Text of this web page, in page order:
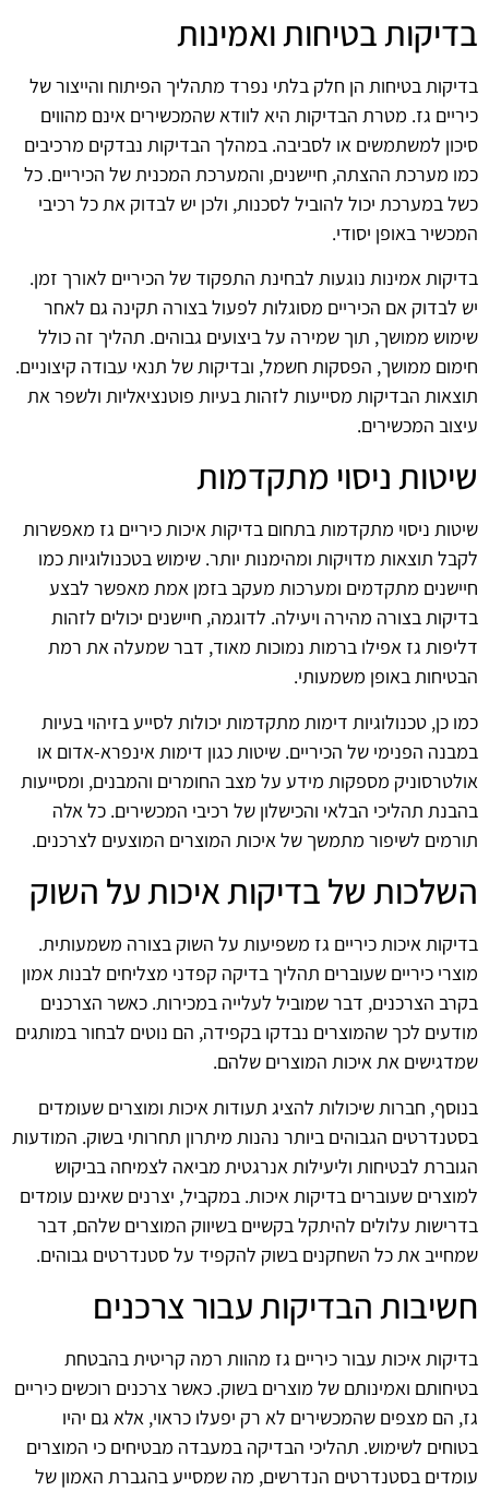
בדיקות בטיחות ואמינות
בדיקות בטיחות הן חלק בלתי נפרד מתהליך הפיתוח והייצור של
כיריים גז. מטרת הבדיקות היא לוודא שהמכשירים אינם מהווים
סיכון למשתמשים או לסביבה. במהלך הבדיקות נבדקים מרכיבים
כמו מערכת ההצתה, חיישנים, והמערכת המכנית של הכיריים. כל
כשל במערכת יכול להוביל לסכנות, ולכן יש לבדוק את כל רכיבי
המכשיר באופן יסודי.
בדיקות אמינות נוגעות לבחינת התפקוד של הכיריים לאורך זמן.
יש לבדוק אם הכיריים מסוגלות לפעול בצורה תקינה גם לאחר
שימוש ממושך, תוך שמירה על ביצועים גבוהים. תהליך זה כולל
חימום ממושך, הפסקות חשמל, ובדיקות של תנאי עבודה קיצוניים.
תוצאות הבדיקות מסייעות לזהות בעיות פוטנציאליות ולשפר את
עיצוב המכשירים.
שיטות ניסוי מתקדמות
שיטות ניסוי מתקדמות בתחום בדיקות איכות כיריים גז מאפשרות
לקבל תוצאות מדויקות ומהימנות יותר. שימוש בטכנולוגיות כמו
חיישנים מתקדמים ומערכות מעקב בזמן אמת מאפשר לבצע
בדיקות בצורה מהירה ויעילה. לדוגמה, חיישנים יכולים לזהות
דליפות גז אפילו ברמות נמוכות מאוד, דבר שמעלה את רמת
הבטיחות באופן משמעותי.
כמו כן, טכנולוגיות דימות מתקדמות יכולות לסייע בזיהוי בעיות
במבנה הפנימי של הכיריים. שיטות כגון דימות אינפרא-אדום או
אולטרסוניק מספקות מידע על מצב החומרים והמבנים, ומסייעות
בהבנת תהליכי הבלאי והכישלון של רכיבי המכשירים. כל אלה
תורמים לשיפור מתמשך של איכות המוצרים המוצעים לצרכנים.
השלכות של בדיקות איכות על השוק
בדיקות איכות כיריים גז משפיעות על השוק בצורה משמעותית.
מוצרי כיריים שעוברים תהליך בדיקה קפדני מצליחים לבנות אמון
בקרב הצרכנים, דבר שמוביל לעלייה במכירות. כאשר הצרכנים
מודעים לכך שהמוצרים נבדקו בקפידה, הם נוטים לבחור במותגים
שמדגישים את איכות המוצרים שלהם.
בנוסף, חברות שיכולות להציג תעודות איכות ומוצרים שעומדים
בסטנדרטים הגבוהים ביותר נהנות מיתרון תחרותי בשוק. המודעות
הגוברת לבטיחות וליעילות אנרגטית מביאה לצמיחה בביקוש
למוצרים שעוברים בדיקות איכות. במקביל, יצרנים שאינם עומדים
בדרישות עלולים להיתקל בקשיים בשיווק המוצרים שלהם, דבר
שמחייב את כל השחקנים בשוק להקפיד על סטנדרטים גבוהים.
חשיבות הבדיקות עבור צרכנים
בדיקות איכות עבור כיריים גז מהוות רמה קריטית בהבטחת
בטיחותם ואמינותם של מוצרים בשוק. כאשר צרכנים רוכשים כיריים
גז, הם מצפים שהמכשירים לא רק יפעלו כראוי, אלא גם יהיו
בטוחים לשימוש. תהליכי הבדיקה במעבדה מבטיחים כי המוצרים
עומדים בסטנדרטים הנדרשים, מה שמסייע בהגברת האמון של